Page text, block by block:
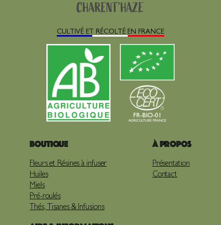
CULTIVÉ ET RÉCOLTÉ EN FRANCE
Boutique
Fleurs et Résines à infuser
Huiles
Miels
Pré-roulés
Thés, Tisanes & Infusions
À propos
Présentation
Contact